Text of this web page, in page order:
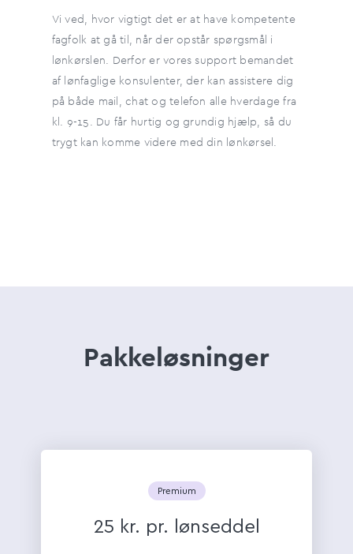
Vi ved, hvor vigtigt det er at have kompetente
fagfolk at gå til, når der opstår spørgsmål i
lønkørslen. Derfor er vores support bemandet
af lønfaglige konsulenter, der kan assistere dig
på både mail, chat og telefon alle hverdage fra
kl. 9-15. Du får hurtig og grundig hjælp, så du
trygt kan komme videre med din lønkørsel.
Pakkeløsninger
Premium
25 kr. pr. lønseddel